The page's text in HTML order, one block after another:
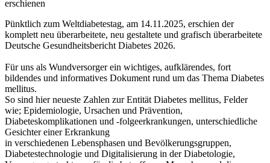
Pünktlich zum Weltdiabetestag, am 14.11.2025, erschien der
komplett neu überarbeitete, neu gestaltete und grafisch überarbeitete
Deutsche Gesundheitsbericht Diabetes 2026.
Für uns als Wundversorger ein wichtiges, aufklärendes, fort
bildendes und informatives Dokument rund um das Thema Diabetes
mellitus.
So sind hier neueste Zahlen zur Entität Diabetes mellitus, Felder
wie; Epidemiologie, Ursachen und Prävention,
Diabeteskomplikationen und -folgeerkrankungen, unterschiedliche
Gesichter einer Erkrankung
in verschiedenen Lebensphasen und Bevölkerungsgruppen,
Diabetestechnologie und Digitalisierung in der Diabetologie,